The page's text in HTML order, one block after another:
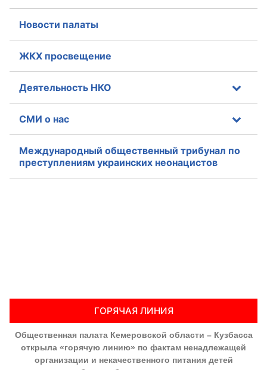
Новости палаты
ЖКХ просвещение
Деятельность НКО
СМИ о нас
Международный общественный трибунал по
преступлениям украинских неонацистов
ГОРЯЧАЯ ЛИНИЯ
Общественная палата Кемеровской области – Кузбасса
открыла «горячую линию» по фактам ненадлежащей
организации и некачественного питания детей